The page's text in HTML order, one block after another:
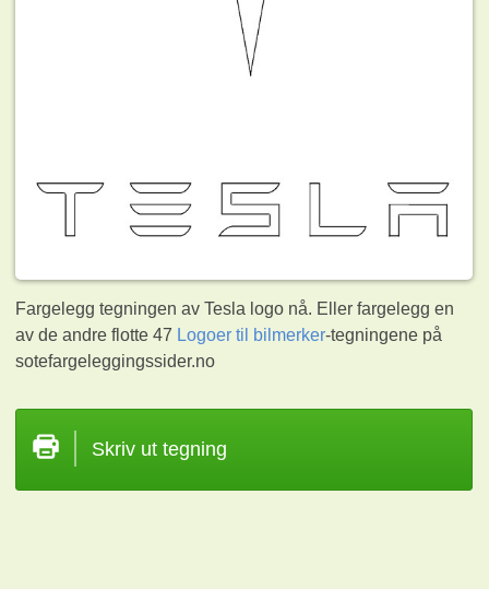
Fargelegg tegningen av Tesla logo nå. Eller fargelegg en
av de andre flotte 47 Logoer til bilmerker-tegningene på
sotefargeleggingssider.no
Skriv ut tegning